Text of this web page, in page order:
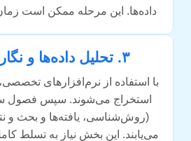
داده‌ها. این مرحله ممکن است
۳. تحلیل داده‌ها و نگارش فصول
با استفاده از نرم‌افزارهای تخصصی،
استخراج می‌شوند. سپس فصول
(روش‌شناسی، یافته‌ها و بحث و
می‌یابند. این بخش نیاز به تسلط